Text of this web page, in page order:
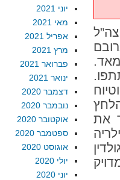
ברובם
את
יוני 2021
מאי 2021
אפריל 2021
מרץ 2021
פברואר 2021
ינואר 2021
דצמבר 2020
נובמבר 2020
אוקטובר 2020
ספטמבר 2020
אוגוסט 2020
יולי 2020
יוני 2020